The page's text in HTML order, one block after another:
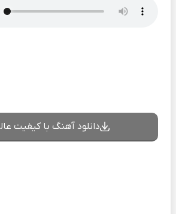
دانلود آهنگ با کیفیت عالی